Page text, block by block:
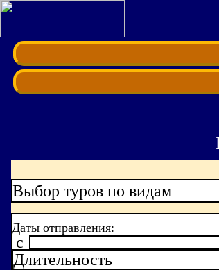
Выбор туров по видам
Даты отправления:
c
Длительность